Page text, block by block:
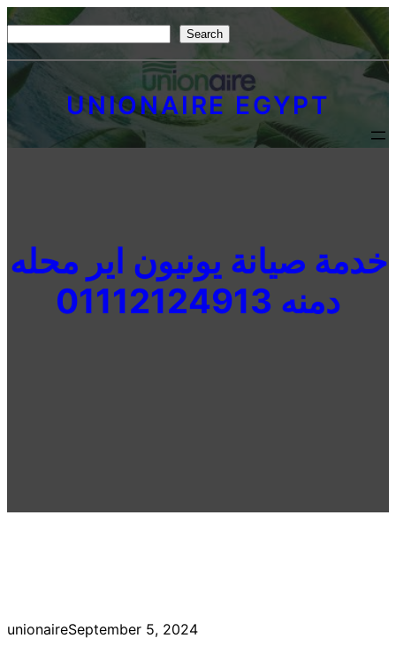
Skip
to
content
e
r
c
Search
UNIONAIRE EGYPT
خدمة صيانة يونيون اير محله
دمنه 01112124913
unionaireSeptember 5, 2024